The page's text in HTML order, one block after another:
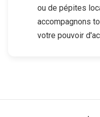
ou de pépites
accompagnons
votre pouvoir